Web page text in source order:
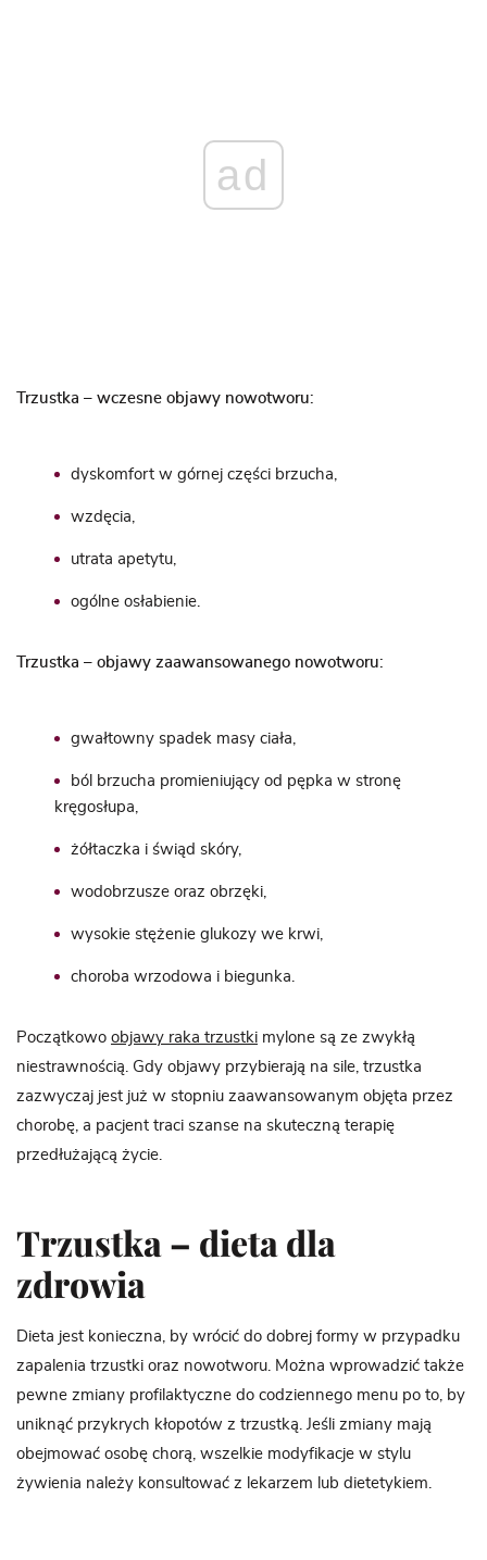
ad
Trzustka – wczesne objawy nowotworu:
dyskomfort w górnej części brzucha,
wzdęcia,
utrata apetytu,
ogólne osłabienie.
Trzustka – objawy zaawansowanego nowotworu:
gwałtowny spadek masy ciała,
ból brzucha promieniujący od pępka w stronę
kręgosłupa,
żółtaczka i świąd skóry,
wodobrzusze oraz obrzęki,
wysokie stężenie glukozy we krwi,
choroba wrzodowa i biegunka.
Początkowo objawy raka trzustki mylone są ze zwykłą
niestrawnością. Gdy objawy przybierają na sile, trzustka
zazwyczaj jest już w stopniu zaawansowanym objęta przez
chorobę, a pacjent traci szanse na skuteczną terapię
przedłużającą życie.
Trzustka – dieta dla
zdrowia
Dieta jest konieczna, by wrócić do dobrej formy w przypadku
zapalenia trzustki oraz nowotworu. Można wprowadzić także
pewne zmiany profilaktyczne do codziennego menu po to, by
uniknąć przykrych kłopotów z trzustką. Jeśli zmiany mają
obejmować osobę chorą, wszelkie modyfikacje w stylu
żywienia należy konsultować z lekarzem lub dietetykiem.